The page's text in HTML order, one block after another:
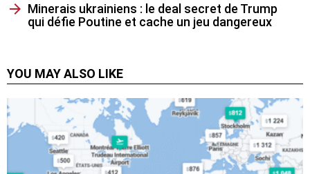
Minerais ukrainiens : le deal secret de Trump
qui défie Poutine et cache un jeu dangereux
YOU MAY ALSO LIKE